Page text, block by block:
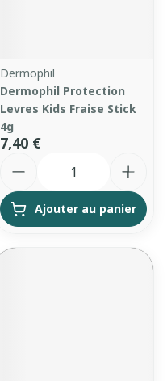
Dermophil
Dermophil Protection
Levres Kids Fraise Stick
4g
7,40 €
Ajouter au panier